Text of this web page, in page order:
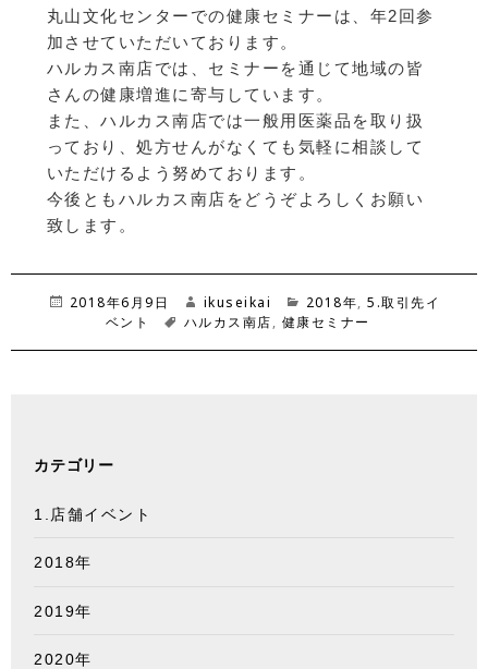
丸山文化センターでの健康セミナーは、年2回参
加させていただいております。
ハルカス南店では、セミナーを通じて地域の皆
さんの健康増進に寄与しています。
また、ハルカス南店では一般用医薬品を取り扱
っており、処方せんがなくても気軽に相談して
いただけるよう努めております。
今後ともハルカス南店をどうぞよろしくお願い
致します。
投
2018年6月9日
作
成
ikuseikai
カ
テ
2018年, 5.取引先イ
ベント
タ
ハルカス南店, 健康セミナー
カテゴリー
1.店舗イベント
2018年
2019年
2020年